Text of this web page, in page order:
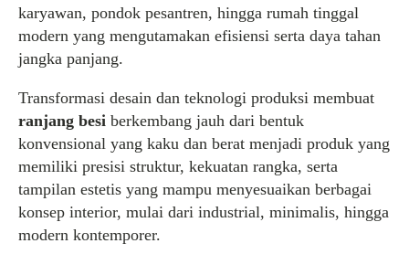
karyawan, pondok pesantren, hingga rumah tinggal
modern yang mengutamakan efisiensi serta daya tahan
jangka panjang.
Transformasi desain dan teknologi produksi membuat
ranjang besi berkembang jauh dari bentuk
konvensional yang kaku dan berat menjadi produk yang
memiliki presisi struktur, kekuatan rangka, serta
tampilan estetis yang mampu menyesuaikan berbagai
konsep interior, mulai dari industrial, minimalis, hingga
modern kontemporer.